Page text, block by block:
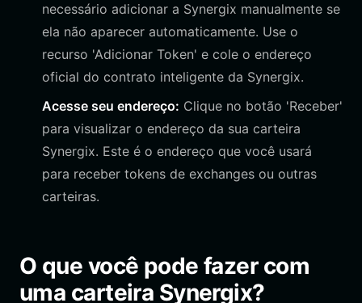
necessário adicionar a Synergix manualmente se
ela não aparecer automaticamente. Use o
recurso 'Adicionar Token' e cole o endereço
oficial do contrato inteligente da Synergix.
Acesse seu endereço: Clique no botão 'Receber'
para visualizar o endereço da sua carteira
Synergix. Este é o endereço que você usará
para receber tokens de exchanges ou outras
carteiras.
O que você pode fazer com
uma carteira Synergix?